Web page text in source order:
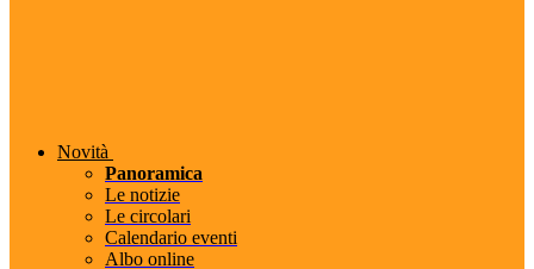
Novità
Panoramica
Le notizie
Le circolari
Calendario eventi
Albo online